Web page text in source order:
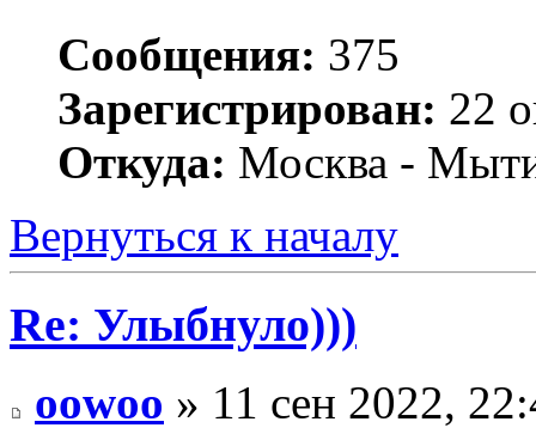
Сообщения: 375
Зарегистрирован: 22
Откуда: Москва -
Вернуться к началу
Re: Улыбнуло)))
oowoo » 11 сен 2022,